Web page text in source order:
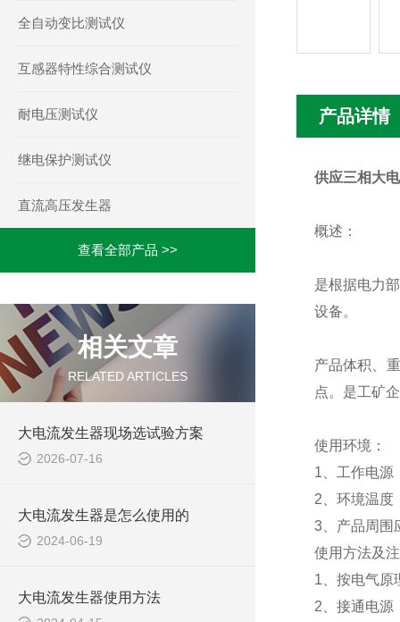
全自动变比测试仪
互感器特性综合测试仪
耐电压测试仪
继电保护测试仪
直流高压发生器
查看全部产品 >>
相关文章
RELATED ARTICLES
大电流发生器现场选试验方案
2026-07-16
大电流发生器是怎么使用的
2024-06-19
大电流发生器使用方法
产品详情
供应三相大
概述：
是根据电力
设备。
产品体积、
点。是工矿
使用环境：
1、工作电源
2、环境温
3、产品周围
使用方法及
1、按电气原
2、接通电源